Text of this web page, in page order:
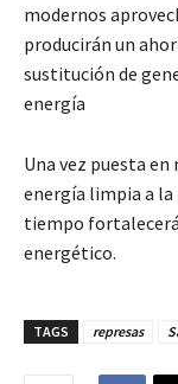
modernos
producirán un
sustitución de
energía
Una vez puesta
energía limpia a
tiempo
energético.
TAGS represas